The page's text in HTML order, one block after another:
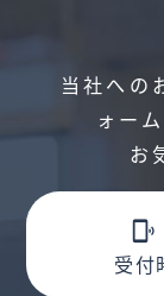
当社への
ォー
お
phonelink_ring
受